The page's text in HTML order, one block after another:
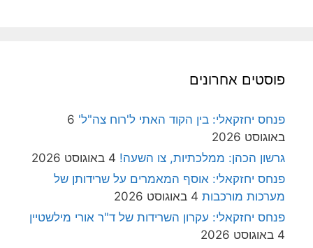
פוסטים אחרונים
פנחס יחזקאלי: בין הקוד האתי ל'רוח צה"ל' 6
באוגוסט 2026
גרשון הכהן: ממלכתיות, צו השעה! 4 באוגוסט 2026
פנחס יחזקאלי: אוסף המאמרים על שרידותן של
מערכות מורכבות 4 באוגוסט 2026
פנחס יחזקאלי: עקרון השרידות של ד"ר אורי מילשטיין
4 באוגוסט 2026